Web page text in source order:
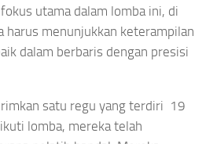
utama dalam lomba ini, di
harus menunjukkan keterampilan
dalam berbaris dengan presisi
satu regu yang terdiri 19
lomba, mereka telah